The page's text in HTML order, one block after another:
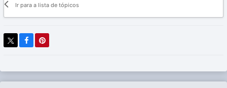
Ir para a lista de tópicos